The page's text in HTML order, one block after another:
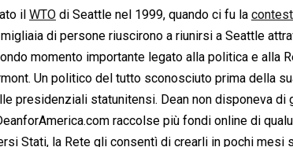
il WTO di Seattle nel 1999, quando ci fu la
di persone riuscirono a riunirsi a Seattle
momento importante legato alla politica e alla
Un politico del tutto sconosciuto prima della
presidenziali statunitensi. Dean non disponeva di
raccolse più fondi online di
Stati, la Rete gli consentì di crearli in pochi mesi